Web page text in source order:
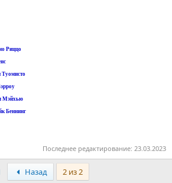
Риццо
Туомисто
Мэйхью
Беннинг
Последнее редактирование: 23.03.2023
ПервыйНазад 2 из 2